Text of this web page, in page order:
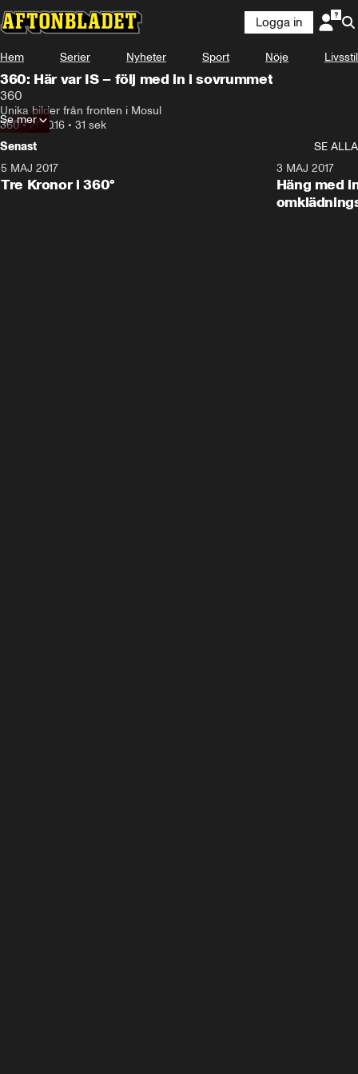
Logga in
Hem Serier Nyheter Sport Nöje Livsstil
360: Här var IS – följ med in i sovrummet
360
Unika bilder från fronten i Mosul
360•20.10.16 • 31 sek
Se mer
Senast
SE ALLA
5 MAJ 2017
Tre Kronor i 360°
3 MAJ 2017
Häng med